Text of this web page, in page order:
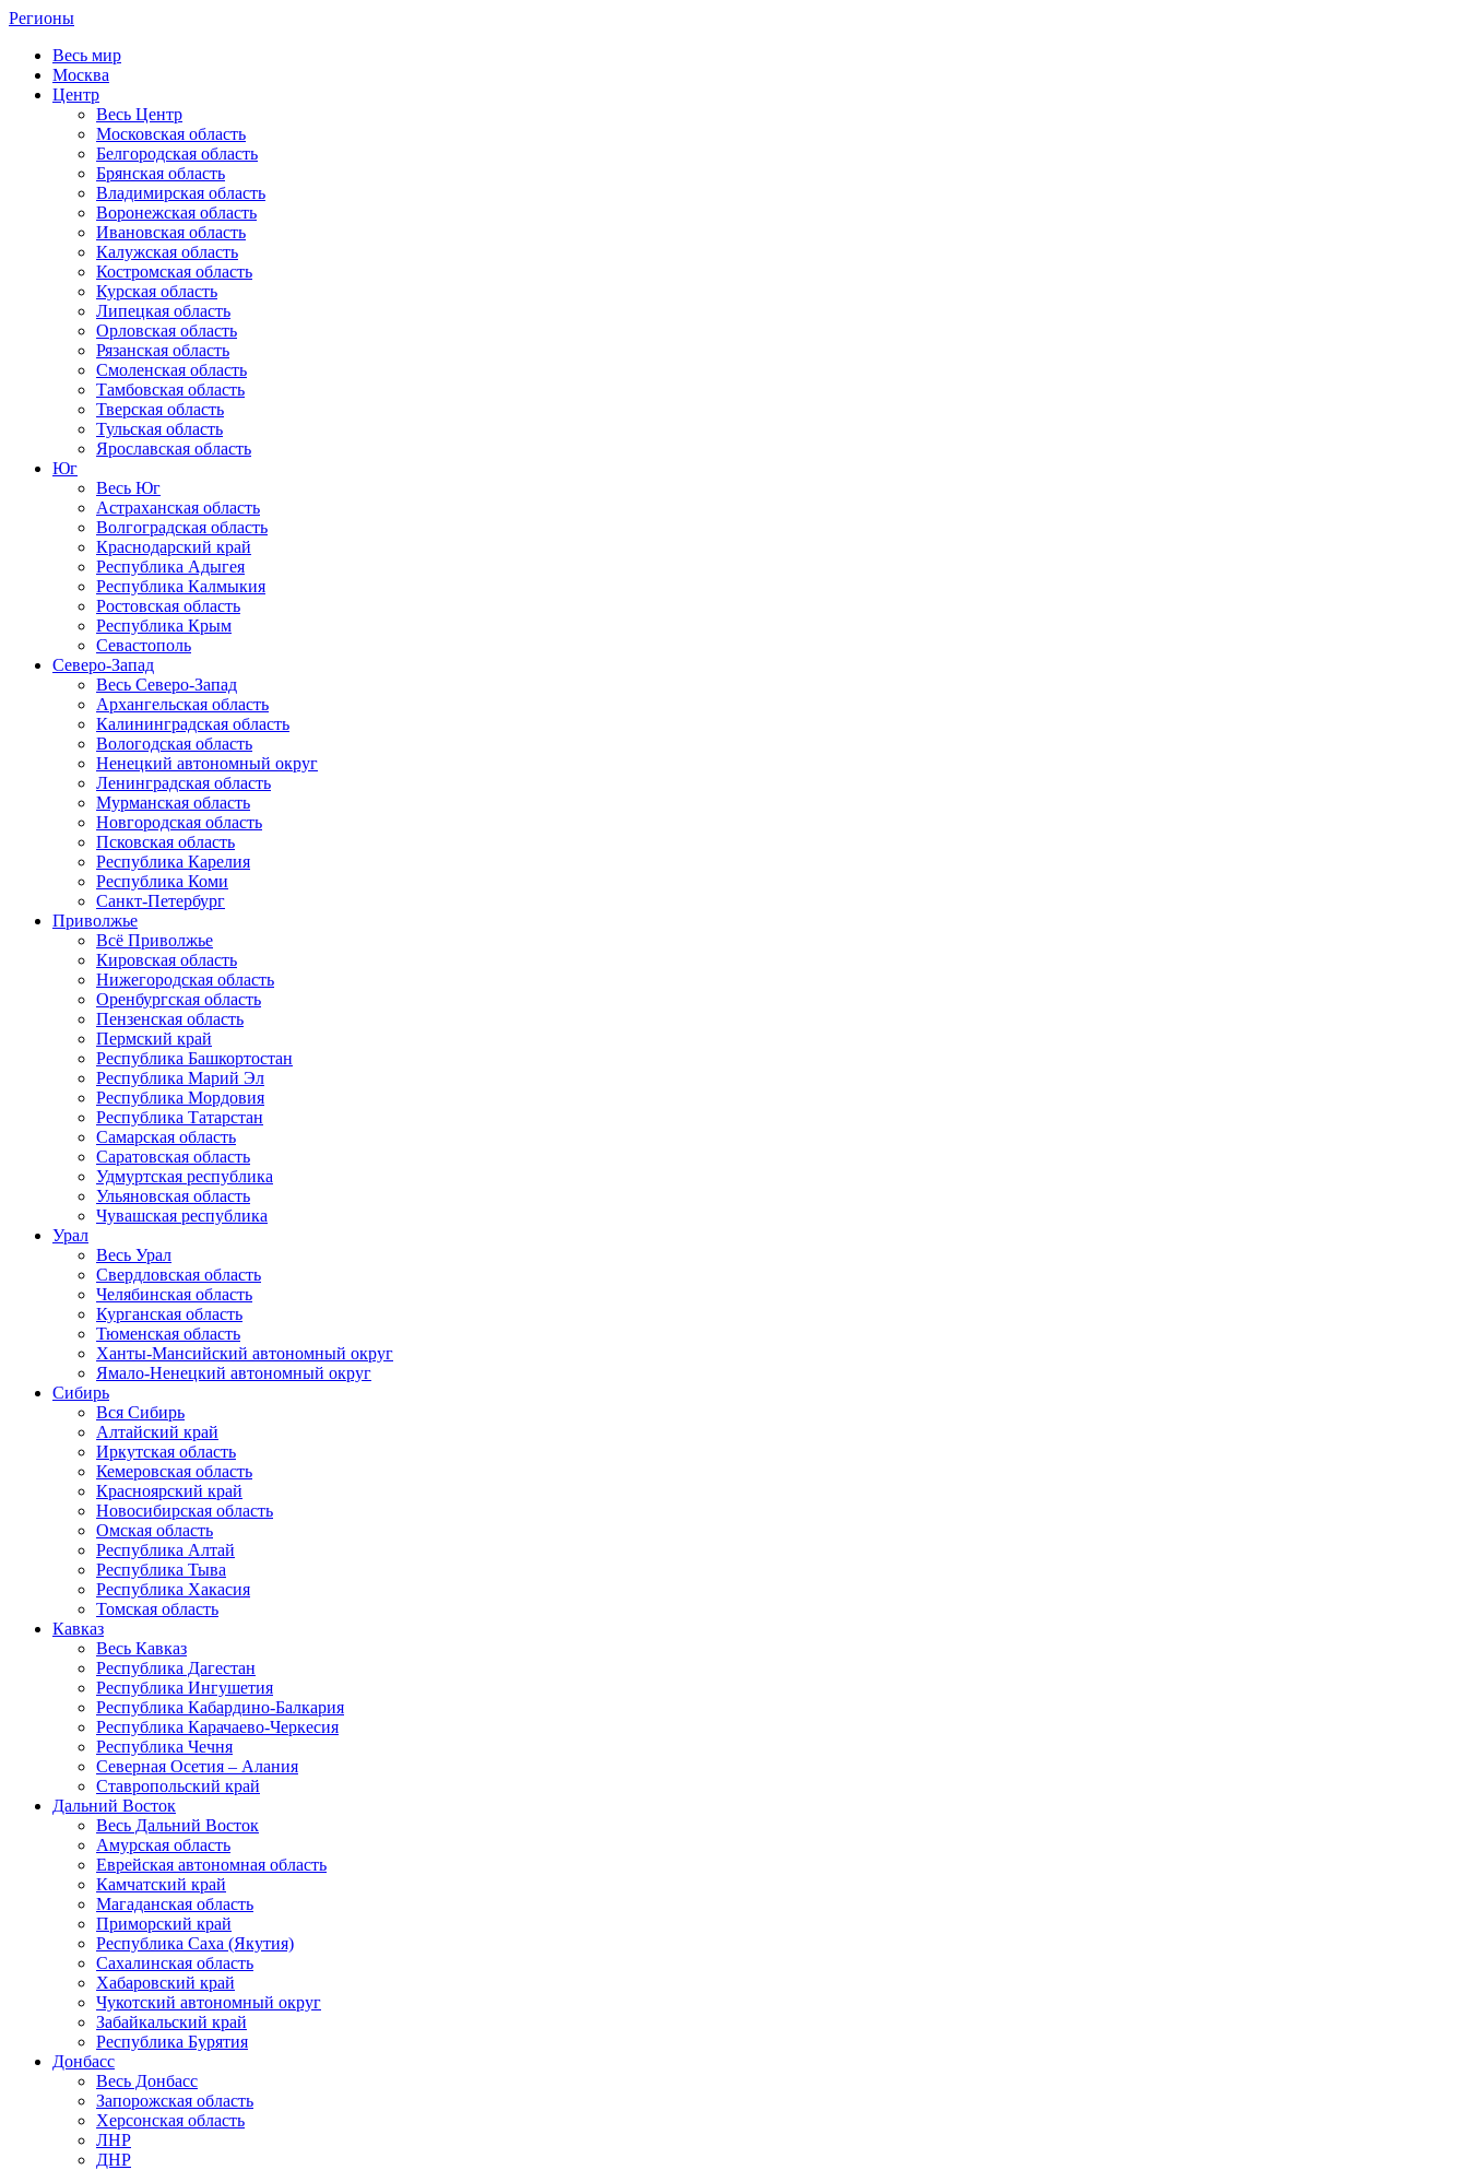
Регионы
Весь мир
Москва
Центр
Весь Центр
Московская область
Белгородская область
Брянская область
Владимирская область
Воронежская область
Ивановская область
Калужская область
Костромская область
Курская область
Липецкая область
Орловская область
Рязанская область
Смоленская область
Тамбовская область
Тверская область
Тульская область
Ярославская область
Юг
Весь Юг
Астраханская область
Волгоградская область
Краснодарский край
Республика Адыгея
Республика Калмыкия
Ростовская область
Республика Крым
Севастополь
Северо-Запад
Весь Северо-Запад
Архангельская область
Калининградская область
Вологодская область
Ненецкий автономный округ
Ленинградская область
Мурманская область
Новгородская область
Псковская область
Республика Карелия
Республика Коми
Санкт-Петербург
Приволжье
Всё Приволжье
Кировская область
Нижегородская область
Оренбургская область
Пензенская область
Пермский край
Республика Башкортостан
Республика Марий Эл
Республика Мордовия
Республика Татарстан
Самарская область
Саратовская область
Удмуртская республика
Ульяновская область
Чувашская республика
Урал
Весь Урал
Свердловская область
Челябинская область
Курганская область
Тюменская область
Ханты-Мансийский автономный округ
Ямало-Ненецкий автономный округ
Сибирь
Вся Сибирь
Алтайский край
Иркутская область
Кемеровская область
Красноярский край
Новосибирская область
Омская область
Республика Алтай
Республика Тыва
Республика Хакасия
Томская область
Кавказ
Весь Кавказ
Республика Дагестан
Республика Ингушетия
Республика Кабардино-Балкария
Республика Карачаево-Черкесия
Республика Чечня
Северная Осетия – Алания
Ставропольский край
Дальний Восток
Весь Дальний Восток
Амурская область
Еврейская автономная область
Камчатский край
Магаданская область
Приморский край
Республика Саха (Якутия)
Сахалинская область
Хабаровский край
Чукотский автономный округ
Забайкальский край
Республика Бурятия
Донбасс
Весь Донбасс
Запорожская область
Херсонская область
ЛНР
ДНР